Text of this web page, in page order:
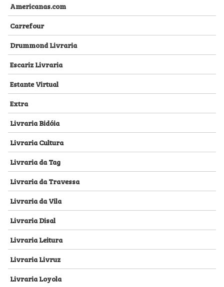
Americanas.com
Carrefour
Drummond Livraria
Escariz Livraria
Estante Virtual
Extra
Livraria Bidóia
Livraria Cultura
Livraria da Tag
Livraria da Travessa
Livraria da Vila
Livraria Disal
Livraria Leitura
Livraria Livruz
Livraria Loyola